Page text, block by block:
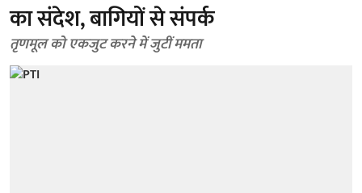
का संदेश, बागियों से संपर्क
तृणमूल को एकजुट करने में जुटीं ममता